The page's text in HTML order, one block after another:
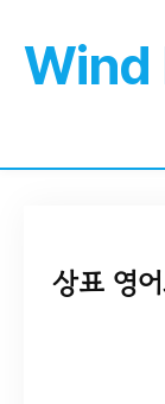
Wind
상표 영